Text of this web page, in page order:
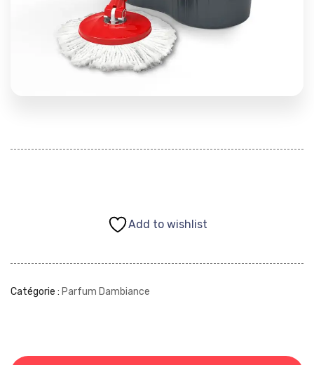
Add to wishlist
Catégorie : Parfum Dambiance